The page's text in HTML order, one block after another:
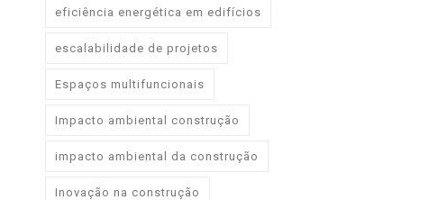
eficiência energética em edifícios
escalabilidade de projetos
Espaços multifuncionais
Impacto ambiental construção
impacto ambiental da construção
Inovação na construção